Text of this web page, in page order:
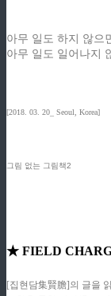
아무 일도 하지 않으
아무 일도 일어나지
[2018. 03. 20_ Seoul, Korea]
그림 없는 그림책2
★ FIELD
[집현담集賢膽]의 글을